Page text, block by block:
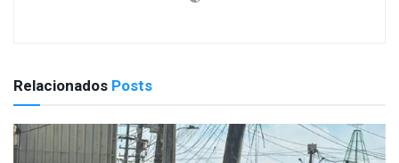
Relacionados Posts